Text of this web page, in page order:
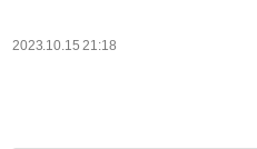
2023.10.15 21:18